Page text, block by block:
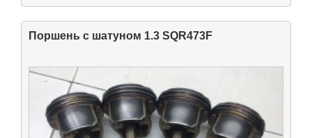
Поршень с шатуном 1.3 SQR473F